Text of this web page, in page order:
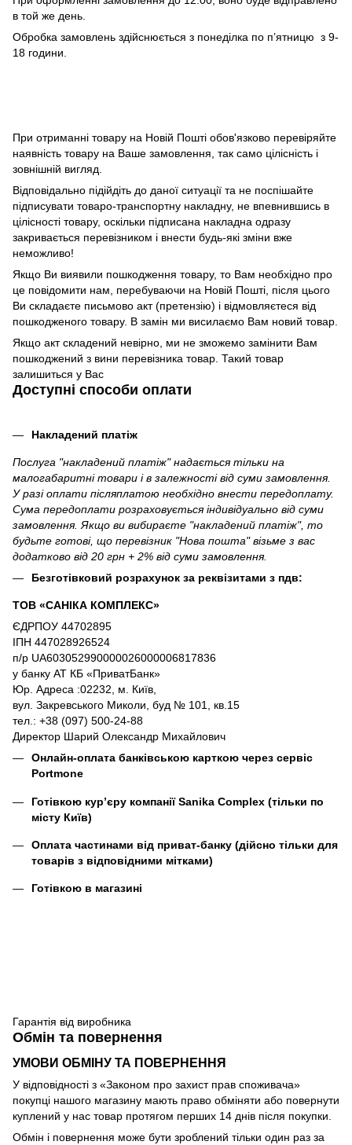
в той же день.
Обробка замовлень здійснюється з понеділка по п’ятницю з 9-
18 години.
При отриманні товару на Новій Пошті обов'язково перевіряйте
наявність товару на Ваше замовлення, так само цілісність і
зовнішній вигляд.
Відповідально підійдіть до даної ситуації та не поспішайте
підписувати товаро-транспортну накладну, не впевнившись в
цілісності товару, оскільки підписана накладна одразу
закривається перевізником і внести будь-які зміни вже
неможливо!
Якщо Ви виявили пошкодження товару, то Вам необхідно про
це повідомити нам, перебуваючи на Новій Пошті, після цього
Ви складаєте письмово акт (претензію) і відмовляєтеся від
пошкодженого товару. В замін ми висилаємо Вам новий товар.
Якщо акт складений невірно, ми не зможемо замінити Вам
пошкоджений з вини перевізника товар. Такий товар
залишиться у Вас
Доступні способи оплати
Накладений платіж
Послуга "накладений платіж" надається тільки на
малогабаритні товари і в залежності від суми замовлення.
У разі оплати післяплатою необхідно внести передоплату.
Сума передоплати розраховується індивідуально від суми
замовлення. Якщо ви вибираєте "накладений платіж", то
будьте готові, що перевізник "Нова пошта" візьме з вас
додатково від 20 грн + 2% від суми замовлення.
Безготівковий розрахунок за реквізитами з пдв:
ТОВ «САНІКА КОМПЛЕКС»
ЄДРПОУ 44702895
ІПН 447028926524
п/р UA603052990000026000006817836
у банку АТ КБ «ПриватБанк»
Юр. Адреса :02232, м. Київ,
вул. Закревського Миколи, буд № 101, кв.15
тел.: +38 (097) 500-24-88
Директор Шарий Олександр Михайлович
Онлайн-оплата банківською карткою через сервіс
Portmone
Готівкою кур’єру компаніїSanika Complex (тільки по
місту Київ)
Оплата частинами від приват-банку (дійсно тільки для
товарів з відповідними мітками)
Готівкою в магазині
Гарантія від виробника
Обмін та повернення
УМОВИ ОБМІНУ ТА ПОВЕРНЕННЯ
У відповідності з «Законом про захист прав споживача»
покупці нашого магазину мають право обміняти або повернути
куплений у нас товар протягом перших 14 днів після покупки.
Обмін і повернення може бути зроблений тільки один раз за